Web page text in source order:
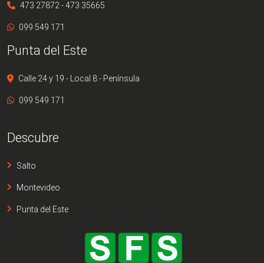
473 27872 - 473 35665
099 549 171
Punta del Este
Calle 24 y 19 - Local 8 - Península
099 549 171
Descubre
Salto
Montevideo
Punta del Este